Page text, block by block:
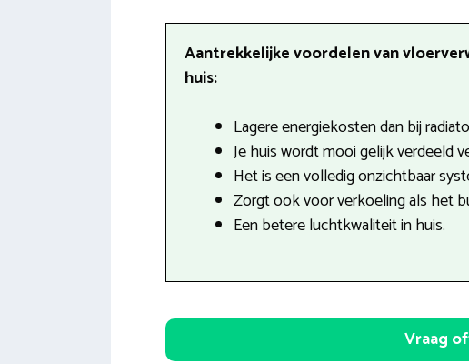
Aantrekkelijke voordelen van
huis:
Lagere energiekosten dan bij
Je huis wordt mooi gelijk verdeeld
Het is een volledig onzichtbaar
Zorgt ook voor verkoeling als het
Een betere luchtkwaliteit in huis.
Vraag